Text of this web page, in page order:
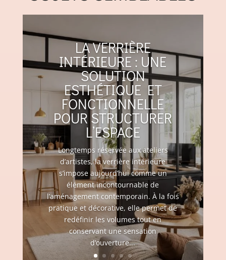
LA VERRIÈRE
INTÉRIEURE : UNE
SOLUTION
ESTHÉTIQUE ET
FONCTIONNELLE
POUR STRUCTURER
L’ESPACE
Longtemps réservée aux ateliers
d’artistes, la verrière intérieure
s’impose aujourd’hui comme un
élément incontournable de
l’aménagement contemporain. À la fois
pratique et décorative, elle permet de
redéfinir les volumes tout en
conservant une sensation
d’ouverture...